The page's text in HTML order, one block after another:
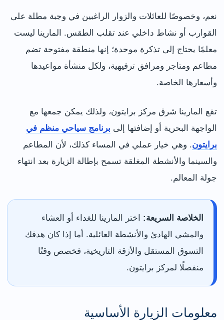
نعم، وخصوصًا للعائلات والزوار الراغبين في وجبة مطلة على
القوارب أو نشاط داخلي عند تقلب الطقس. المارينا ليست
معلمًا يحتاج إلى تذكرة موحدة؛ إنها منطقة مفتوحة تضم
مطاعم ومتاجر ومرافق ترفيهية، ولكل منشأة مواعيدها
وأسعارها الخاصة.
تقع المارينا شرق مركز برايتون، ولذلك يمكن جمعها مع
الواجهة البحرية أو إضافتها إلى برنامج سياحي منظم في
برايتون. وهي خيار عملي في المساء كذلك، لأن المطاعم
والسينما والأنشطة المغلقة تسمح بإطالة الزيارة بعد انتهاء
جولة المعالم.
الخلاصة السريعة: اختر المارينا للغداء أو العشاء
والمشي الهادئ والأنشطة العائلية. أما إذا كان هدفك
التسوق المستقل والأزقة التاريخية، فخصص وقتًا
منفصلًا لمركز برايتون.
معلومات الزيارة الأساسية